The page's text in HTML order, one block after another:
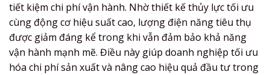
tiết kiệm chi phí vận hành. Nhờ thiết kế thủy lực tối ưu
cùng động cơ hiệu suất cao, lượng điện năng tiêu thụ
được giảm đáng kể trong khi vẫn đảm bảo khả năng
vận hành mạnh mẽ. Điều này giúp doanh nghiệp tối ưu
hóa chi phí sản xuất và nâng cao hiệu quả đầu tư trong